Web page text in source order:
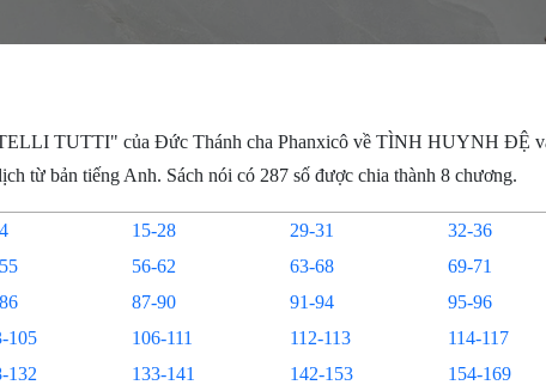
TUTTI" của Đức Thánh cha Phanxicô về TÌNH HUYNH ĐỆ
từ bản tiếng Anh. Sách nói có 287 số được chia thành 8 chương.
15-28 29-31 32-36
56-62 63-68 69-71
87-90 91-94 95-96
105 106-111 112-113 114-117
132 133-141 142-153 154-169